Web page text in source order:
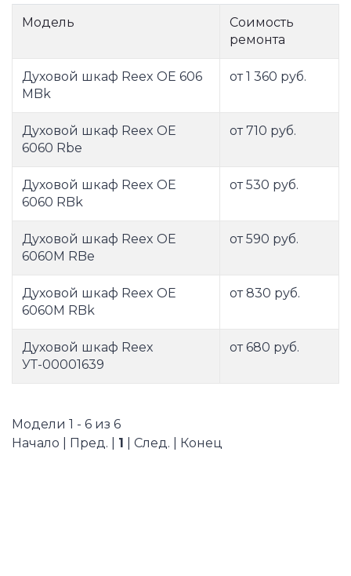
Модель
Соимость
ремонта
Духовой шкаф Reex OE 606
MBk
от 1 360 руб.
Духовой шкаф Reex OE
6060 Rbe
от 710 руб.
Духовой шкаф Reex OE
6060 RBk
от 530 руб.
Духовой шкаф Reex OE
6060M RBe
от 590 руб.
Духовой шкаф Reex OE
6060M RBk
от 830 руб.
Духовой шкаф Reex
УТ-00001639
от 680 руб.
Модели 1 - 6 из 6
Начало | Пред. | 1 | След. | Конец